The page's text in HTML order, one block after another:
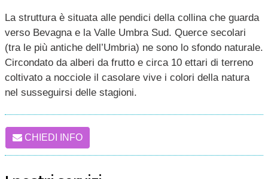
La struttura è situata alle pendici della collina che guarda
verso Bevagna e la Valle Umbra Sud. Querce secolari
(tra le più antiche dell’Umbria) ne sono lo sfondo naturale.
Circondato da alberi da frutto e circa 10 ettari di terreno
coltivato a nocciole il casolare vive i colori della natura
nel susseguirsi delle stagioni.
CHIEDI INFO